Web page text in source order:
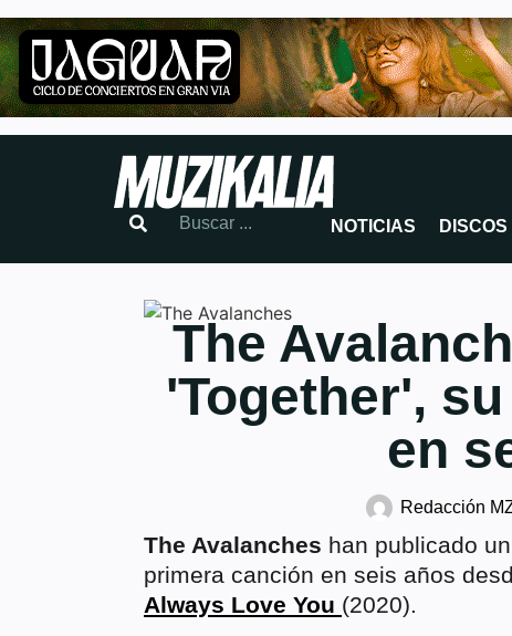
NOTICIAS DISCOS
The
'Together',
en
Redacción
The Avalanches han publicado
primera canción en seis años
Always Love You (2020).